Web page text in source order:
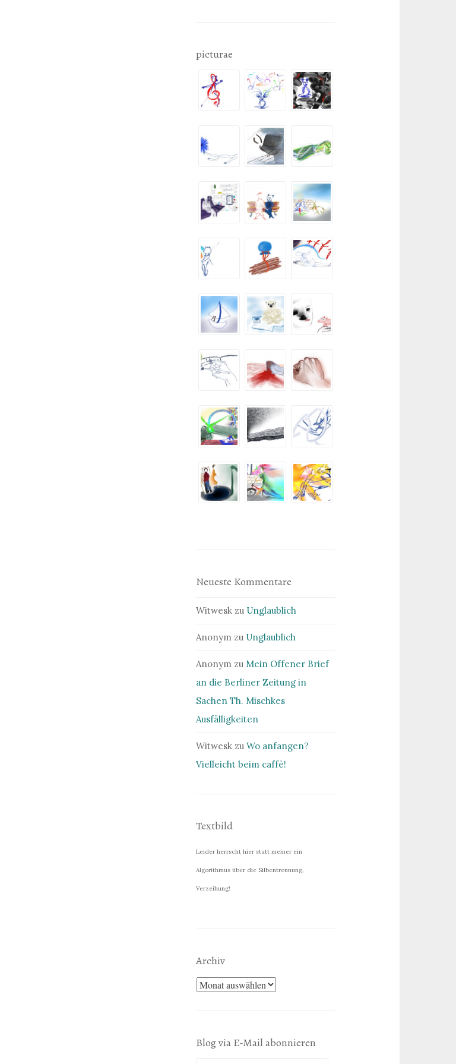
picturae
Neueste Kommentare
Witwesk zu Unglaublich
Anonym zu Unglaublich
Anonym zu Mein Offener Brief
an die Berliner Zeitung in
Sachen Th. Mischkes
Ausfälligkeiten
Witwesk zuWo anfangen?
Vielleicht beim caffè!
Textbild
Leider herrscht hier statt meiner ein
Algorithmus über die Silbentrennung,
Verzeihung!
Archiv
Archiv
Blog via E-Mail abonnieren